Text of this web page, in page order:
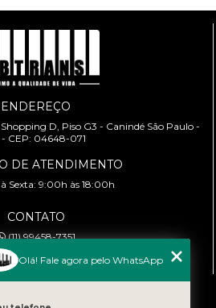
ENDEREÇO
D, Piso G3 - Canindé São Paulo -
- CEP: 04648-071
DE ATENDIMENTO
Sexta: 9:00h às 18:00h
CONTATO
(11) 99458-7351
Olá! Fale agora pelo WhatsApp